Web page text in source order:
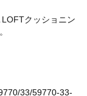
クッショニン
33/59770-33-